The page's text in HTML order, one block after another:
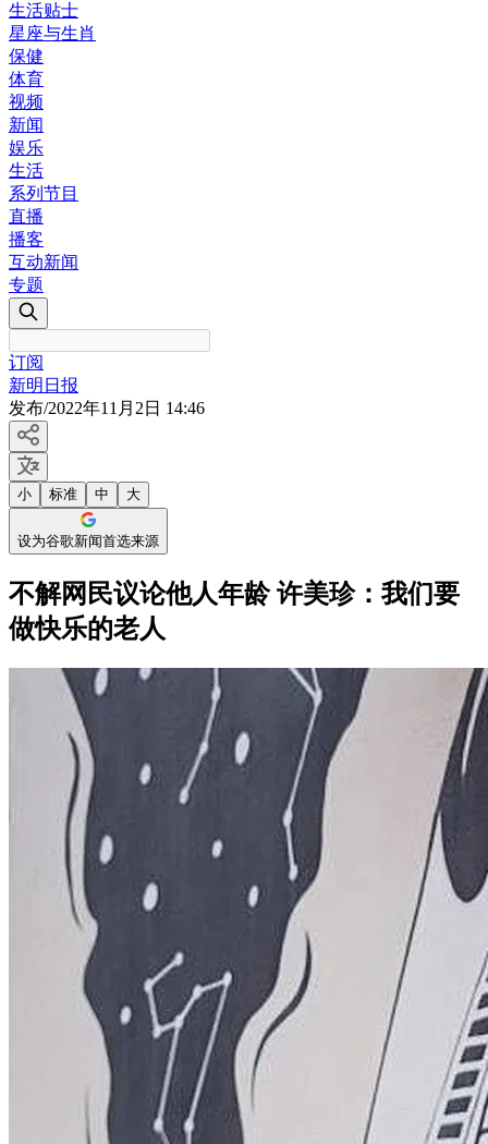
生活贴士
星座与生肖
保健
体育
视频
新闻
娱乐
生活
系列节目
直播
播客
互动新闻
专题
订阅
新明日报
发布/2022年11月2日 14:46
小 标准 中 大
设为谷歌新闻首选来源
不解网民议论他人年龄 许美珍：我们要
做快乐的老人